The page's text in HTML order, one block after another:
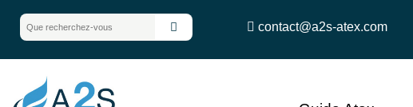
contact@a2s-atex.com